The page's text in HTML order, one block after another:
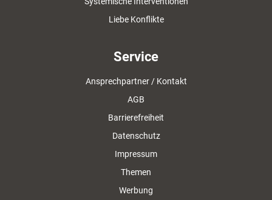
Liebe Konflikte
Service
Ansprechpartner / Kontakt
AGB
Barrierefreiheit
Datenschutz
Impressum
Themen
Werbung